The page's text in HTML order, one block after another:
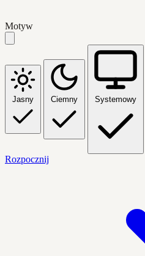
Motyw
Jasny Ciemny Systemowy
Rozpocznij